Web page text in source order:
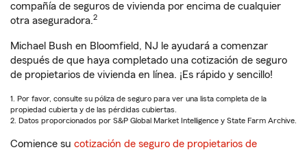
compañía de seguros de vivienda por encima de cualquier
otra aseguradora.2
Michael Bush en Bloomfield, NJ le ayudará a comenzar
después de que haya completado una cotización de seguro
de propietarios de vivienda en línea. ¡Es rápido y sencillo!
1. Por favor, consulte su póliza de seguro para ver una lista completa de la
propiedad cubierta y de las pérdidas cubiertas.
2. Datos proporcionados por S&P Global Market Intelligence y State Farm Archive.
Comience su cotización de seguro de propietarios de